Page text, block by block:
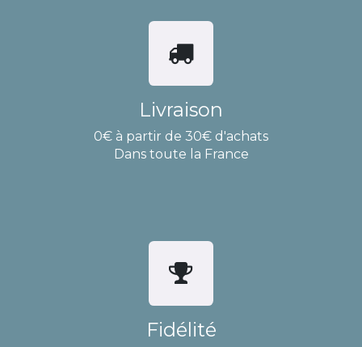
Livraison
0€ à partir de 30€ d'achats
Dans toute la France
Fidélité